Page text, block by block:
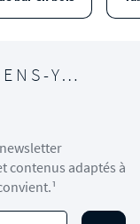
Y…
contenus adaptés à